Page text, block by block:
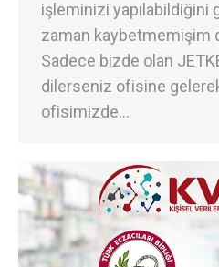
işleminizi yapılabildiğini
zaman kaybetmemişim
Sadece bizde olan
dilerseniz ofisine
ofisimizde…